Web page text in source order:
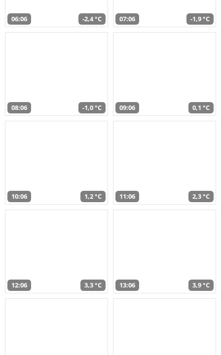
06:06 -2,4 °C 07:06 -1,9 °C
08:06 -1,0 °C 09:06 0,1 °C
10:06 1,2 °C 11:06 2,3 °C
12:06 3,3 °C 13:06 3,9 °C